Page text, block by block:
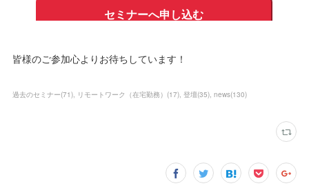
皆様のご参加心よりお待ちしています！
過去のセミナー(71) リモートワーク（在宅勤務） (17) 登壇(35) news(130)